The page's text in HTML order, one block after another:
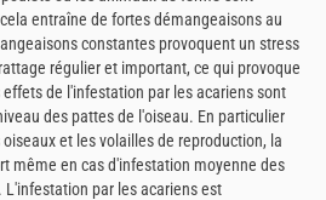
entraîne de fortes démangeaisons au
constantes provoquent un stress
régulier et important, ce qui provoque
de l'infestation par les acariens sont
des pattes de l'oiseau. En particulier
et les volailles de reproduction, la
même en cas d'infestation moyenne des
par les acariens est